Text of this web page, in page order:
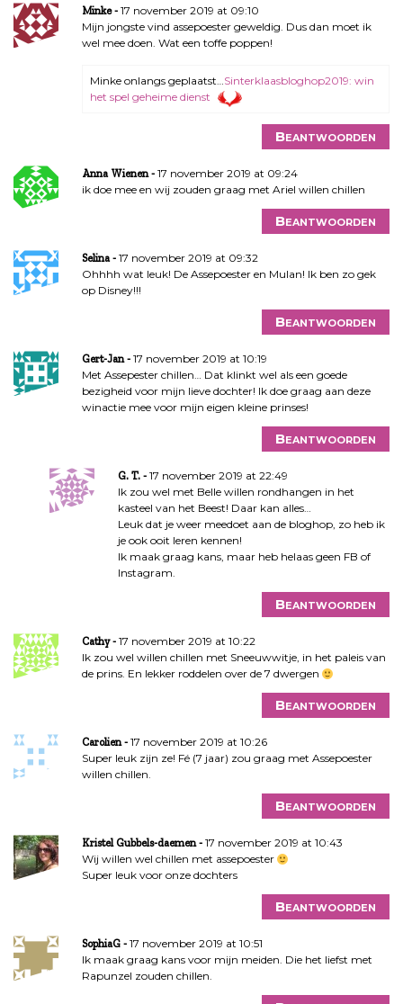
Minke
17 november 2019 at 09:10
Mijn jongste vind assepoester geweldig. Dus dan moet ik
wel mee doen. Wat een toffe poppen!
Minke onlangs geplaatst…Sinterklaasbloghop2019: win
het spel geheime dienst
Beantwoorden
Anna Wienen
17 november 2019 at 09:24
ik doe mee en wij zouden graag met Ariel willen chillen
Beantwoorden
Selina
17 november 2019 at 09:32
Ohhhh wat leuk! De Assepoester en Mulan! Ik ben zo gek
op Disney!!!
Beantwoorden
Gert-Jan
17 november 2019 at 10:19
Met Assepester chillen… Dat klinkt wel als een goede
bezigheid voor mijn lieve dochter! Ik doe graag aan deze
winactie mee voor mijn eigen kleine prinses!
Beantwoorden
G. T.
17 november 2019 at 22:49
Ik zou wel met Belle willen rondhangen in het
kasteel van het Beest! Daar kan alles…
Leuk dat je weer meedoet aan de bloghop, zo heb ik
je ook ooit leren kennen!
Ik maak graag kans, maar heb helaas geen FB of
Instagram.
Beantwoorden
Cathy
17 november 2019 at 10:22
Ik zou wel willen chillen met Sneeuwwitje, in het paleis van
de prins. En lekker roddelen over de 7 dwergen
Beantwoorden
Carolien
17 november 2019 at 10:26
Super leuk zijn ze! Fé (7 jaar) zou graag met Assepoester
willen chillen.
Beantwoorden
Kristel Gubbels-daemen
17 november 2019 at 10:43
Wij willen wel chillen met assepoester
Super leuk voor onze dochters
Beantwoorden
SophiaG
17 november 2019 at 10:51
Ik maak graag kans voor mijn meiden. Die het liefst met
Rapunzel zouden chillen.